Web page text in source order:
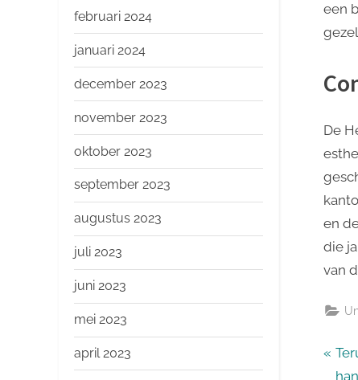
een
De
en
die
van
P
r
februari 2024
januari 2024
december 2023
november 2023
oktober 2023
september 2023
augustus 2023
juli 2023
juni 2023
mei 2023
april 2023